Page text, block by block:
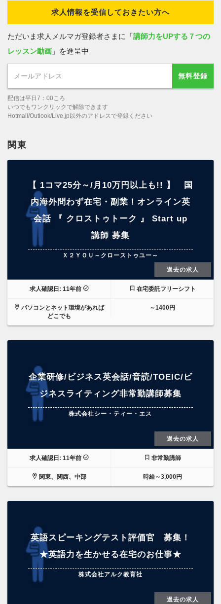
求人情報を受信しておきたい方へ
ただいま求人メルマガ登録者さまに「 講師力をUPする７つの
レッスン動画 」を進呈中
無料登録
配信は平日7：00ころ
いつでもワンクリックで解除できます
Hotmail/Outlook/Live.jp以外のアドレスで登録ください
関東
【 1コマ25分～/月10万円以上も!! 】 国
内海外問わず在宅・副業！オンライン英
会話 『 クロストゥトーク 』 Start up
講師 募集
Ｘ２ＹＯＵ～クローストゥユー～
過去の求人
求人確認日: 11年前 在宅委託フリーシフト
パソコンとネット環境があれば
どこでも
～1400円
企業研修/ビジネス英会話/音読/TOEIC/ビ
ジネスライティング非常勤講師募集
株式会社シー・ティー・エス
過去の求人
求人確認日: 11年前 非常勤講師
関東、関西、中部 時給～3,000円
英語スピーキングテスト評価官 募集！
★英語力を生かせる在宅のお仕事★
株式会社アルク教育社
過去の求人